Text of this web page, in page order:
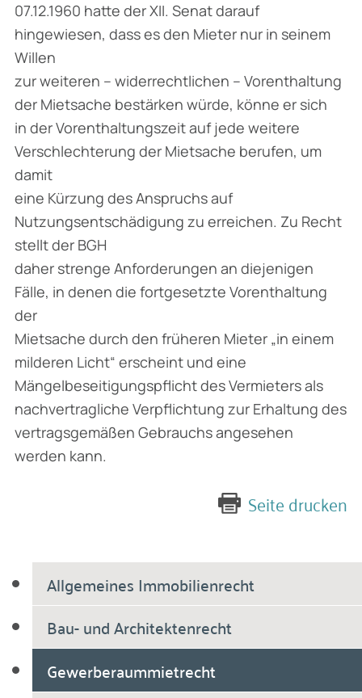
Allgemeines Immobilienrecht
Bau- und Architektenrecht
Gewerberaummietrecht
07.12.1960 hatte der XII. Senat darauf
hingewiesen, dass es den Mieter nur in seinem
Willen
zur weiteren – widerrechtlichen – Vorenthaltung
der Mietsache bestärken würde, könne er sich
in der Vorenthaltungszeit auf jede weitere
Verschlechterung der Mietsache berufen, um
damit
eine Kürzung des Anspruchs auf
Nutzungsentschädigung zu erreichen. Zu Recht
stellt der BGH
daher strenge Anforderungen an diejenigen
Fälle, in denen die fortgesetzte Vorenthaltung
der
Mietsache durch den früheren Mieter „in einem
milderen Licht“ erscheint und eine
Mängelbeseitigungspflicht des Vermieters als
nachvertragliche Verpflichtung zur Erhaltung des
vertragsgemäßen Gebrauchs angesehen
werden kann.
Seite drucken